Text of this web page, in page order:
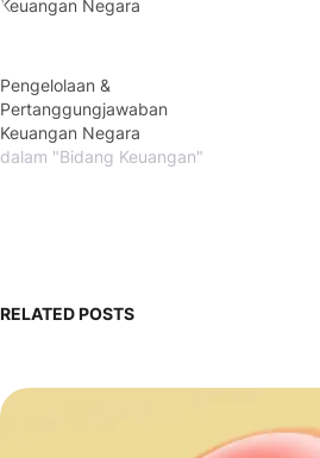
Pengelolaan &
Pertanggungjawaban
Keuangan Negara
dalam "Bidang Keuangan"
RELATED POSTS